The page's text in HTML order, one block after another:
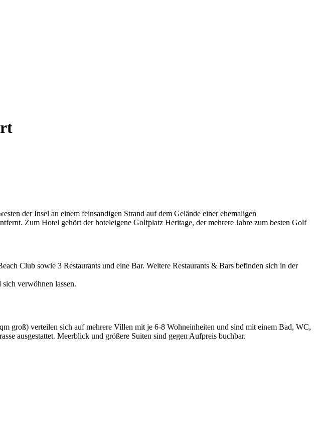
der Insel an einem feinsandigen Strand auf dem Gelände einer ehemaligen
Zum Hotel gehört der hoteleigene Golfplatz Heritage, der mehrere Jahre zum besten Golf
Club sowie 3 Restaurants und eine Bar. Weitere Restaurants & Bars befinden sich in der
verwöhnen lassen.
groß) verteilen sich auf mehrere Villen mit je 6-8 Wohneinheiten und sind mit einem Bad, WC,
ausgestattet. Meerblick und größere Suiten sind gegen Aufpreis buchbar.